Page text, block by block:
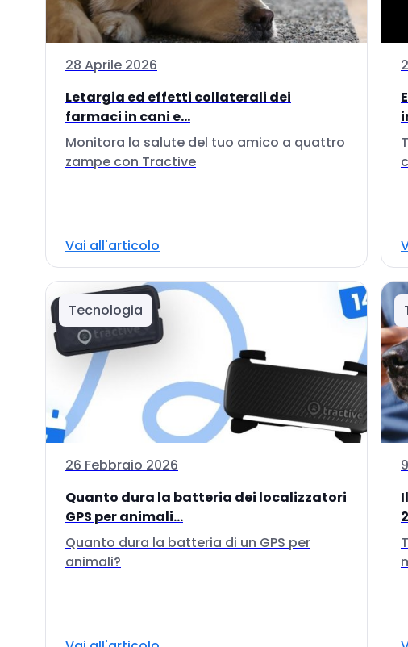
28 Aprile 2026
Letargia ed effetti collaterali dei
farmaci in cani e...
Monitora la salute del tuo amico a quattro
zampe con Tractive
Vai all'articolo
Tecnologia
26 Febbraio 2026
Quanto dura la batteria dei localizzatori
GPS per animali...
Quanto dura la batteria di un GPS per
animali?